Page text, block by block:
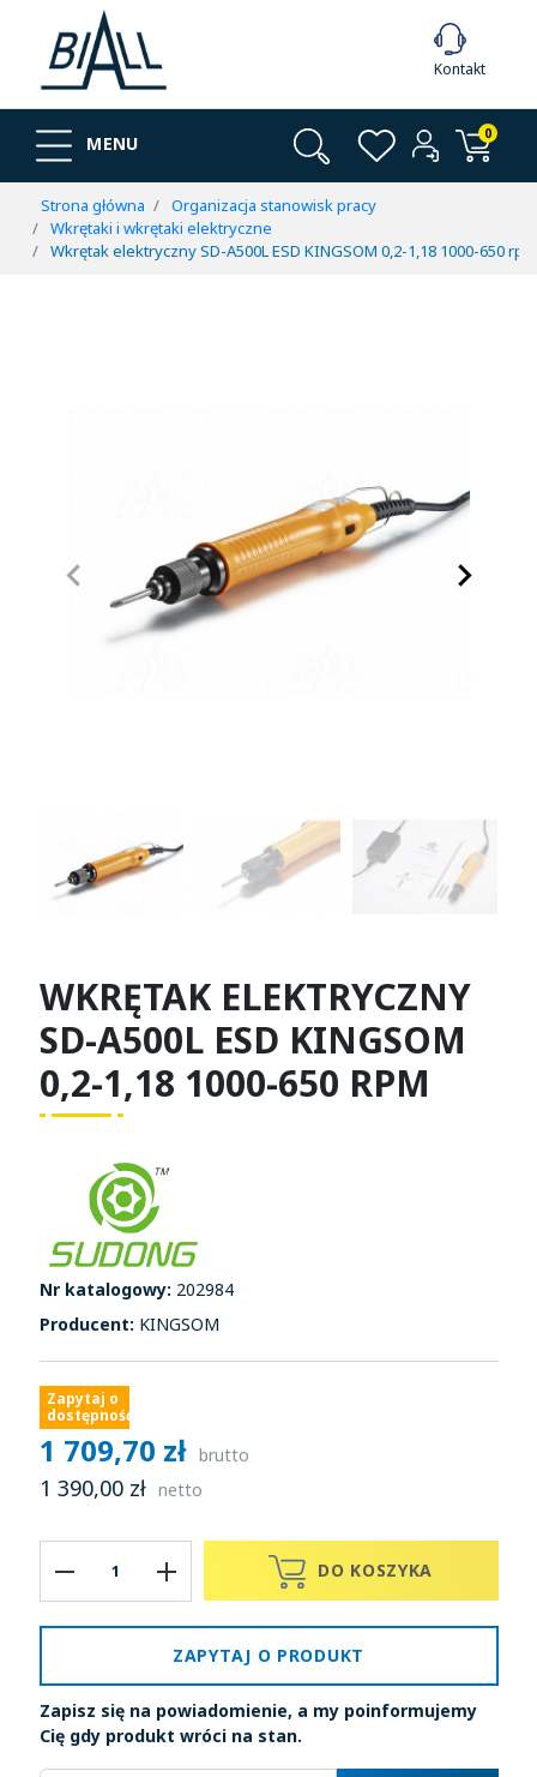
Kontakt
MENU 0
Strona główna
Organizacja stanowisk pracy
Wkrętaki i wkrętaki elektryczne
Wkrętak elektryczny SD-A500L ESD KINGSOM 0,2-1,18 1000-650 rpm
Poprzedni
keyboard_arrow_left Następny
keyboard_arrow_right
WKRĘTAK ELEKTRYCZNY
SD-A500L ESD KINGSOM
0,2-1,18 1000-650 RPM
Nr katalogowy: 202984
Producent: KINGSOM
Zapytaj o
dostępność
1 709,70 zł brutto
1 390,00 zł netto
DO KOSZYKA
ZAPYTAJ O PRODUKT
Zapisz się na powiadomienie, a my poinformujemy
Cię gdy produkt wróci na stan.